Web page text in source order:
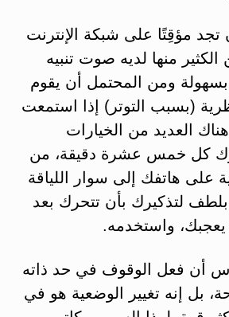
مؤقِتًا على شبكة الإنترنت
الكثير منها لديه صوت تنبيه
ومن المحتمل أن يقوم
(بسبب التوتر) إذا استمعت
العديد من الخيارات
كل خمس عشرة دقيقة، من
على هاتفك إلى سوار اللياقة
بلطف لتذكيرك بأن تتحرك بعد
واستخدمه.
أن فعل الوقوف في حد ذاته
بل إنه تغيير الوضعية هو في